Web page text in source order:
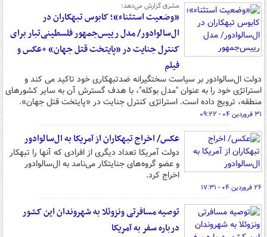
مشرق گزارش می‌دهد؛
«وضعیت استثناء»؛ کابوس تبهکاران در
ال‌سالوادور/ مدل رییس‌جمهور فلسطینی‌تبار برای
کنترل جنایت در «پایتخت قتل جهان» +عکس و
فیلم
دولت ال‌سالوادور بر سیاست سختگیرانه ضدتبهکاری خود تاکید می کند و
استراتژی خود را به عنوان "مدل بوکله"، با هدف گسترش آن به سایر کشورهای
منطقه، ترویج داده است. استراتژی کنترل جنایت در «پایتخت قتل جهان».
۳۱ فروردین ۰۴ - ۰۹:۲۲
عکس/ اخراج تبهکاران از آمریکا به ال‌سالوادور
دولت آمریکا تعداد دیگری از افرادی که آنها را تبهکار
و عضو گروه‌های جنایتکار می‌نامد به ال‌سالوادور
اخراج کرد.
۲۶ فروردین ۰۴ - ۱۷:۳۱
توصیه مسافرتی ونزوئلا به شهروندان این کشور
درباره سفر به آمریکا